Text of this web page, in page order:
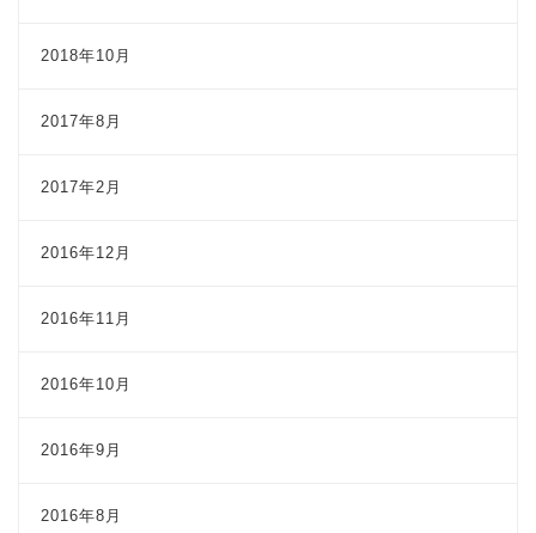
2018年10月
2017年8月
2017年2月
2016年12月
2016年11月
2016年10月
2016年9月
2016年8月